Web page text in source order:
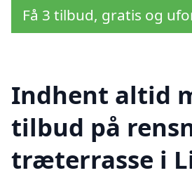
Få 3 tilbud, gratis og
Indhent altid
tilbud på
træterrasse i